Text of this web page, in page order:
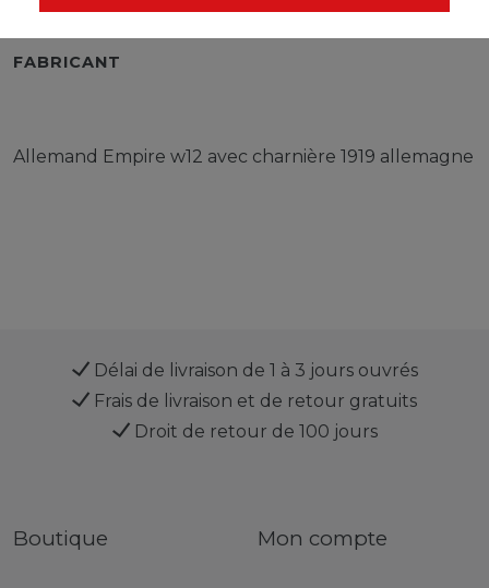
RESPONSABLE DE L'UE
FABRICANT
Allemand Empire w12 avec charnière 1919 allemagne
Délai de livraison de 1 à 3 jours ouvrés
Frais de livraison et de retour gratuits
Droit de retour de 100 jours
Boutique Mon compte